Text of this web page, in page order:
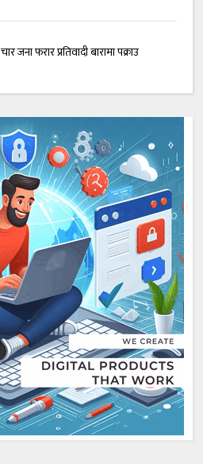
जना फरार प्रतिवादी बारामा पक्राउ